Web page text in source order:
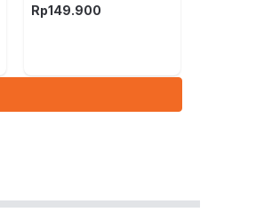
Bakery - Mix
Rp149.900